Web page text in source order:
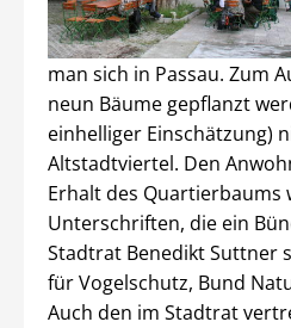
man sich in Passau. Zum
neun Bäume gepflanzt
einhelliger Einschätzung)
Altstadtviertel. Den
Erhalt des Quartierbaums
Unterschriften, die ein
Stadtrat Benedikt Suttner
für Vogelschutz, Bund
Auch den im Stadtrat